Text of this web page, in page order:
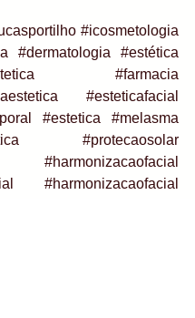
#icosmetologia
#dermatologia
#estética
#farmacia
#esteticafacial
#estetica
#melasma
#protecaosolar
#harmonizacaofacial
#harmonizacaofacial